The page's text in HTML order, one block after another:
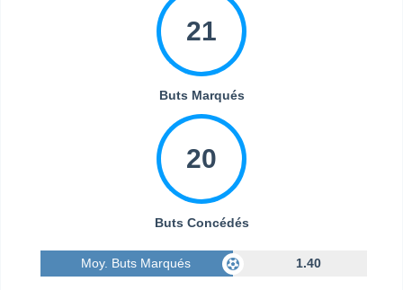
21
Buts Marqués
20
Buts Concédés
Moy. Buts Marqués 1.40